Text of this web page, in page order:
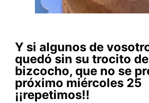
Y si algunos de
quedó sin su trocito de
bizcocho, que no se
próximo miércoles 25
¡¡repetimos!!